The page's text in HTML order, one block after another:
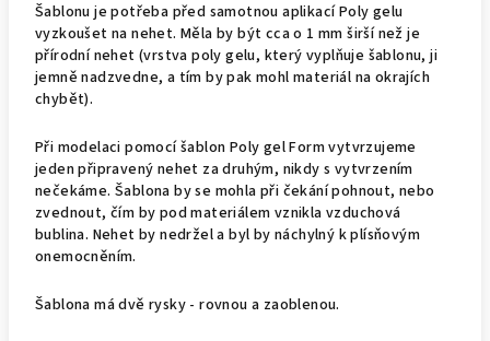
Šablonu je potřeba před samotnou aplikací Poly gelu
vyzkoušet na nehet. Měla by být cca o 1 mm širší než je
přírodní nehet (vrstva poly gelu, který vyplňuje šablonu, ji
jemně nadzvedne, a tím by pak mohl materiál na okrajích
chybět).
Při modelaci pomocí šablon Poly gel Form vytvrzujeme
jeden připravený nehet za druhým, nikdy s vytvrzením
nečekáme. Šablona by se mohla při čekání pohnout, nebo
zvednout, čím by pod materiálem vznikla vzduchová
bublina. Nehet by nedržel a byl by náchylný k plísňovým
onemocněním.
Šablona má dvě rysky - rovnou a zaoblenou.